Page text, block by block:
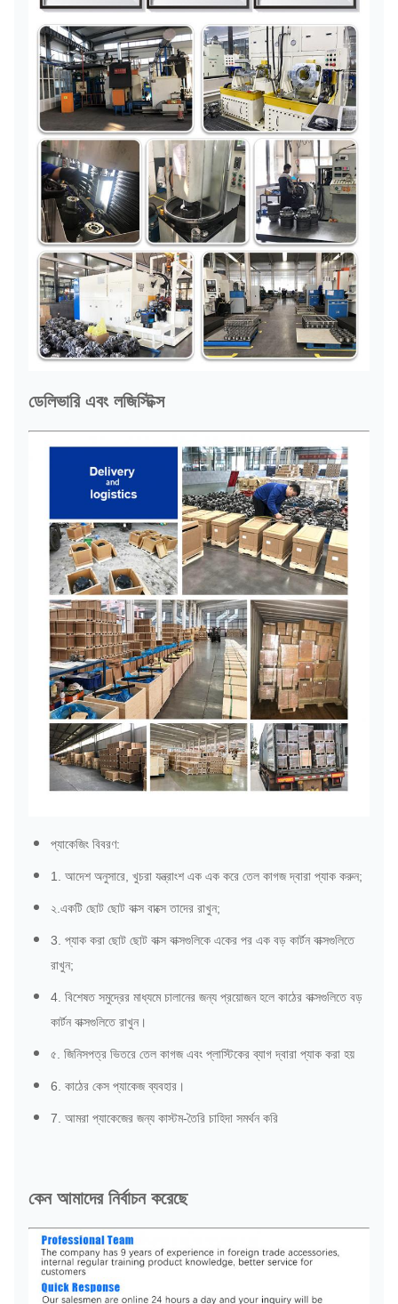
ডেলিভারি এবং লজিস্টিক্স
প্যাকেজিং বিবরণ:
1. আদেশ অনুসারে, খুচরা যন্ত্রাংশ এক এক করে তেল কাগজ দ্বারা প্যাক করুন;
২.একটি ছোট ছোট বাক্স বাক্সে তাদের রাখুন;
3. প্যাক করা ছোট ছোট বাক্স বাক্সগুলিকে একের পর এক বড় কার্টন বাক্সগুলিতে
রাখুন;
4. বিশেষত সমুদ্রের মাধ্যমে চালানের জন্য প্রয়োজন হলে কাঠের বাক্সগুলিতে বড়
কার্টন বাক্সগুলিতে রাখুন।
৫. জিনিসপত্র ভিতরে তেল কাগজ এবং প্লাস্টিকের ব্যাগ দ্বারা প্যাক করা হয়
6. কাঠের কেস প্যাকেজ ব্যবহার।
7. আমরা প্যাকেজের জন্য কাস্টম-তৈরি চাহিদা সমর্থন করি
কেন আমাদের নির্বাচন করেছে